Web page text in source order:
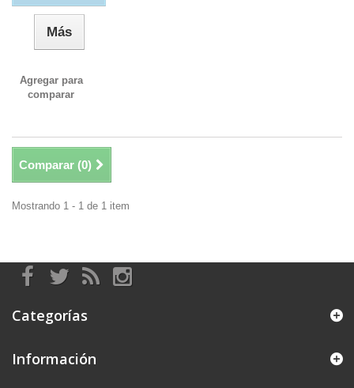
Más
Agregar para
comparar
Comparar (0)
Mostrando 1 - 1 de 1 item
Categorías
Información